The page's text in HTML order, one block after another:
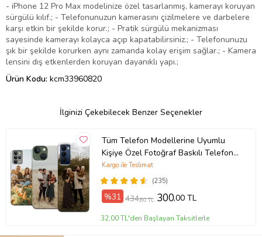
- iPhone 12 Pro Max modelinize özel tasarlanmış, kamerayı koruyan
sürgülü kılıf.; - Telefonunuzun kamerasını çizilmelere ve darbelere
karşı etkin bir şekilde korur.; - Pratik sürgülü mekanizması
sayesinde kamerayı kolayca açıp kapatabilirsiniz.; - Telefonunuzu
şık bir şekilde korurken aynı zamanda kolay erişim sağlar.; - Kamera
lensini dış etkenlerden koruyan dayanıklı yapı.;
Ürün Kodu: kcm33960820
İlginizi Çekebilecek Benzer Seçenekler
Tüm Telefon Modellerine Uyumlu
Kişiye Özel Fotoğraf Baskılı Telefon
Kılıfı
(235)
Kargo ile Teslimat
%31 434,80 TL 300,00 TL
32,00 TL'den Başlayan Taksitlerle